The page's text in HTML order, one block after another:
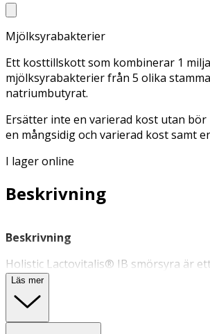
Mjölksyrabakterier
Ett kosttillskott som kombinerar 1
mjölksyrabakterier från 5 olika
natriumbutyrat.
Ersätter inte en varierad kost utan bör
en mångsidig och varierad kost samt
I lager online
Beskrivning
Beskrivning
Holistic Lactovitalis® IB smörsyra är
kombinerar minst 1 miljard
olika stammar med natriumbutyrat
smörsyra i tjocktarmen. Berikad med
som bidrar till immunsystemets
Läs mer